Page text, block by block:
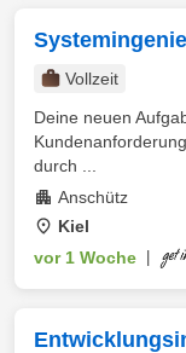
Vollzeit
Deine neuen
durch ...
Anschütz
Kiel
vor 1 Woche